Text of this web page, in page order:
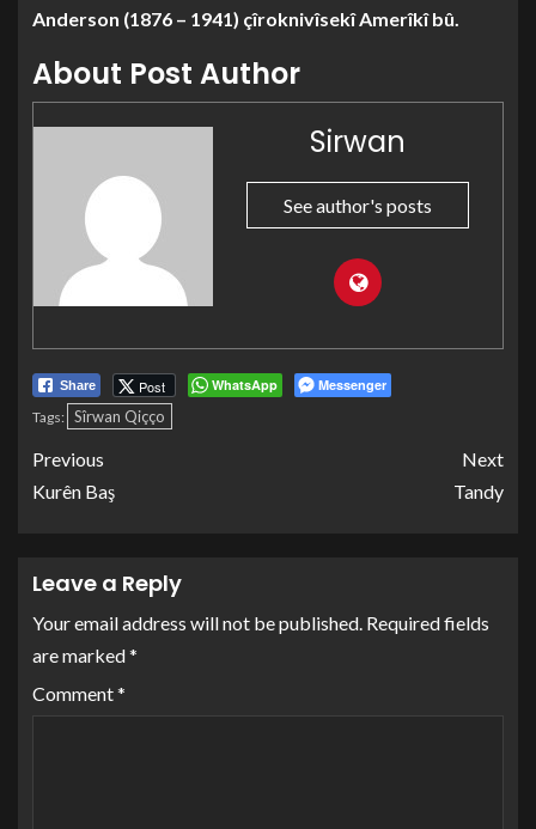
Anderson (1876 – 1941) çîroknivîsekî Amerîkî bû.
About Post Author
Sirwan
See author's posts
Share Post WhatsApp
Messenger
Tags: Sîrwan Qiçço
Previous
Kurên Baş
Next
Tandy
Leave a Reply
Your email address will not be published. Required fields
are marked*
Comment*